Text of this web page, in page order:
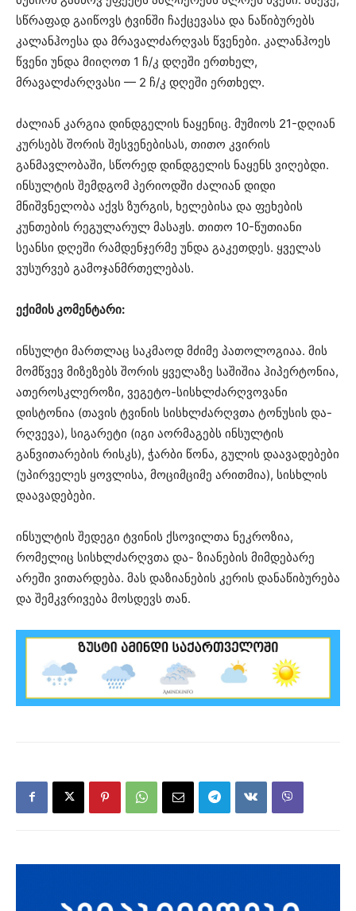
სწრაფად გაიწოვს ტვინში ჩაქცევასა და ნაწიბურებს
კალანჰოესა და მრავალძარღვას წვენები. კალანჰოეს
წვენი უნდა მიიღოთ 1 ჩ/კ დღეში ერთხელ,
მრავალძარღვასი — 2 ჩ/კ დღეში ერთხელ.
ძალიან კარგია დინდგელის ნაყენიც. მუმიოს 21-დღიან
კურსებს შორის შესვენებისას, თითო კვირის
განმავლობაში, სწორედ დინდგელის ნაყენს ვიღებდი.
ინსულტის შემდგომ პერიოდში ძალიან დიდი
მნიშვნელობა აქვს ზურგის, ხელებისა და ფეხების
კუნთების რეგულარულ მასაჟს. თითო 10-წუთიანი
სეანსი დღეში რამდენჯერმე უნდა გაკეთდეს. ყველას
ვუსურვებ გამოჯანმრთელებას.
ექიმის კომენტარი:
ინსულტი მართლაც საკმაოდ მძიმე პათოლოგიაა. მის
მომწვევ მიზეზებს შორის ყველაზე საშიშია ჰიპერტონია,
ათეროსკლეროზი, ვეგეტო-სისხლძარღვოვანი
დისტონია (თავის ტვინის სისხლძარღვთა ტონუსის და-
რღვევა), სიგარეტი (იგი აორმაგებს ინსულტის
განვითარების რისკს), ჭარბი წონა, გულის დაავადებები
(უპირველეს ყოვლისა, მოციმციმე არითმია), სისხლის
დაავადებები.
ინსულტის შედეგი ტვინის ქსოვილთა ნეკროზია,
რომელიც სისხლძარღვთა და- ზიანების მიმდებარე
არეში ვითარდება. მას დაზიანების კერის დანაწიბურება
და შემკვრივება მოსდევს თან.